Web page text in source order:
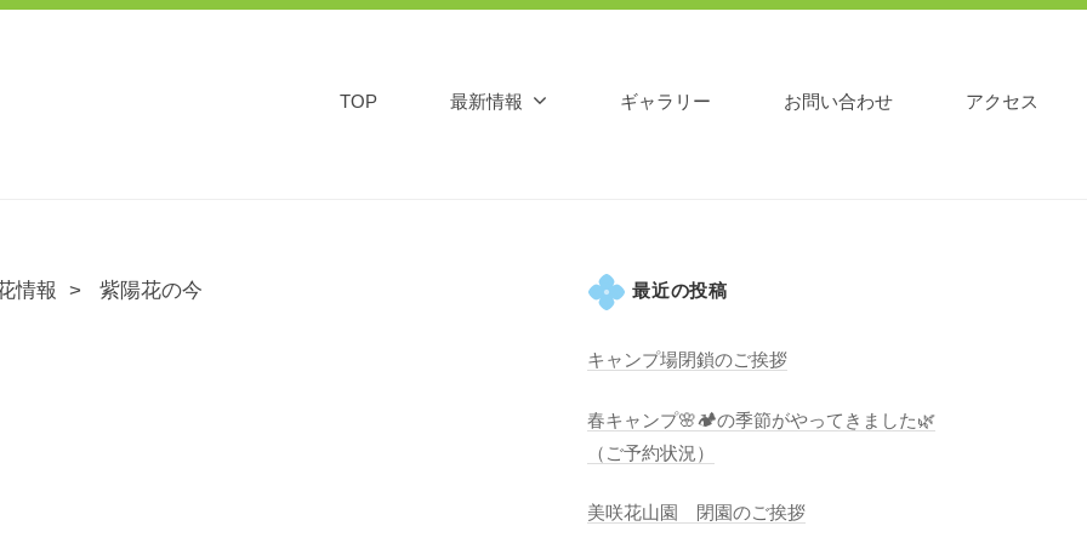
TOP 最新情報 ギャラリー お問い合わせ アクセス
情報 紫陽花の今 最近の投稿
キャンプ場閉鎖のご挨拶
春キャンプ🌸🏕️の季節がやってきました🌿
（ご予約状況）
美咲花山園 閉園のご挨拶